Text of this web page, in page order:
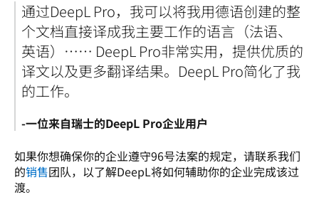
通过DeepL Pro，我可以将我用德语创建的整
个文档直接译成我主要工作的语言（法语、
英语） …… DeepL Pro非常实用，提供优质的
译文以及更多翻译结果。DeepL Pro简化了我
的工作。
-一位来自瑞士的DeepL Pro企业用户
如果你想确保你的企业遵守96号法案的规定，请联系我们
的销售团队，以了解DeepL将如何辅助你的企业完成该过
渡。